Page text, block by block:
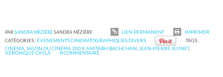
PARSANDRA MÉZIÈRESANDRA MÉZIÈRE LIEN PERMANENT
IMPRIMER
CATÉGORIES : EVENEMENTS CINEMATOGRAPHIQUES DIVERS
TAGS :
CINÉMA ,SALON DU CINÉMA 2009 ,AMITABH BACHCHAN JEAN-PIERRE JEUNET,
VÉRONIQUE CAYLA 0COMMENTAIRE